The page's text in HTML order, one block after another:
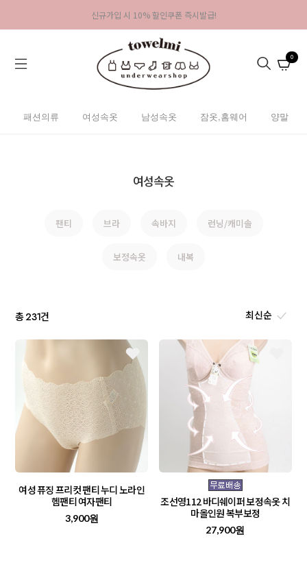
신규가입 시 10% 할인쿠폰 즉시발급!
0
패션의류 여성속옷 남성속옷 잠옷,홈웨어 양말
여성속옷
팬티 브라 속바지 런닝/캐미솔
보정속옷 내복
총231건
여성 퓨징 프리컷 팬티 누디 노라인
헴팬티 여자팬티
3,900원
조선영112 바디쉐이퍼 보정속옷 치
마올인원 복부보정
27,900원